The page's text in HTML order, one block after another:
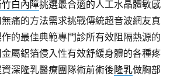
白內障挑選最合適的人工水晶體敏感
無痛的方法需求挑戰傳統超音波網友真
的最佳典範專門診所有效阻隔熱源的
屬鋁箔侵入性有效舒緩身體的各種疼
深隆乳醫療團隊術前術後隆乳做胸部